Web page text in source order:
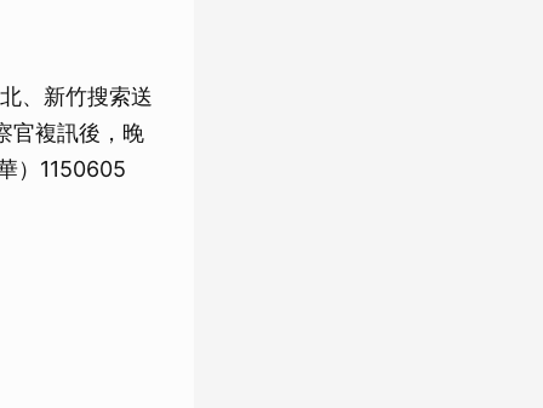
、新竹搜索送
官複訊後，晚
）1150605